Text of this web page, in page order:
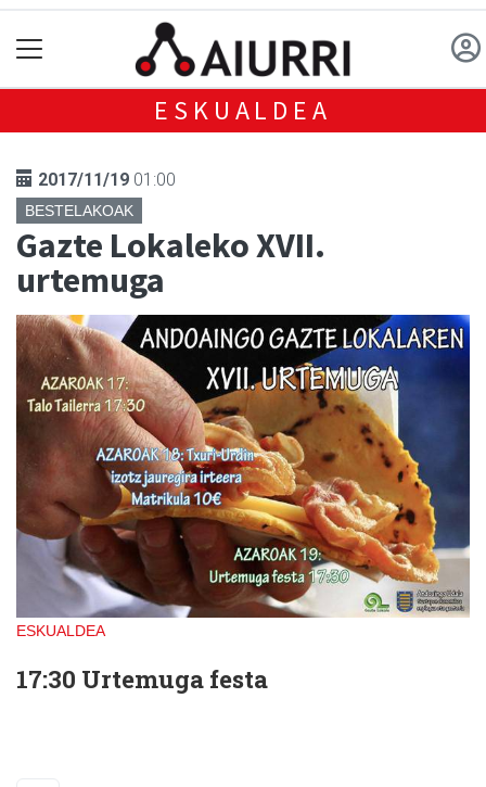
ESKUALDEA
2017/11/19 01:00
BESTELAKOAK
Gazte Lokaleko XVII.
urtemuga
ESKUALDEA
17:30 Urtemuga festa